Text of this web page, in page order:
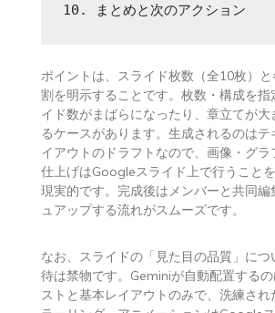
10. まとめと次のアクション
ポイントは、スライド枚数（全10枚）
割を明示することです。枚数・構成を指
イド数がまばらになったり、章立てが大
るケースがあります。生成されるのはテ
イアウトのドラフトなので、画像・グ
仕上げはGoogleスライド上で行うこと
現実的です。完成後はメンバーと共同編
ュアップする流れがスムーズです。
なお、スライドの「見た目の品質」につ
待は禁物です。Geminiが自動配置する
ストと基本レイアウトのみで、洗練され